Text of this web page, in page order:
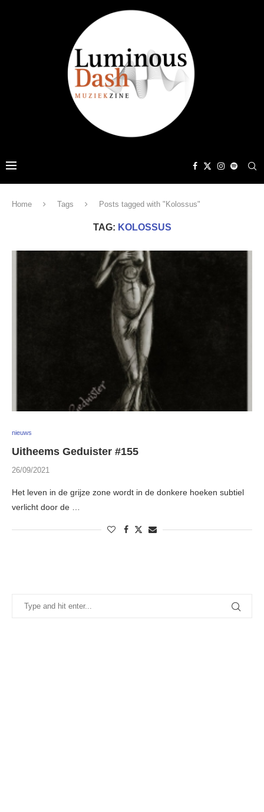
Home Tags Posts tagged with "Kolossus"
TAG: KOLOSSUS
nieuws
Uitheems Geduister #155
26/09/2021
Het leven in de grijze zone wordt in de donkere hoeken subtiel
verlicht door de …